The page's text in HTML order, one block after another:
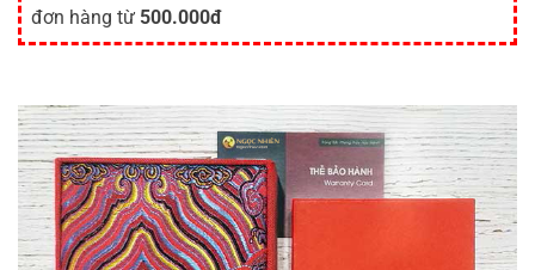
đơn hàng từ 500.000đ